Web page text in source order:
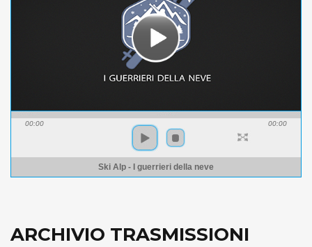
00:00 00:00
Ski Alp - I guerrieri della neve
ARCHIVIO TRASMISSIONI